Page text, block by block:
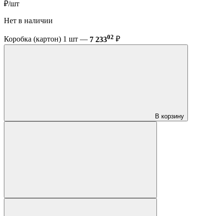
₽/шт
Нет в наличии
Коробка (картон) 1 шт — 7 23302 ₽
В корзину